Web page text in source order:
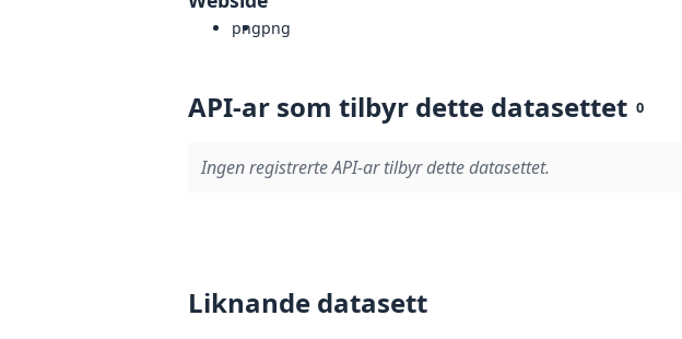
pngpng
API-ar som tilbyr dette datasettet 0
Ingen registrerte API-ar tilbyr dette datasettet.
Liknande datasett